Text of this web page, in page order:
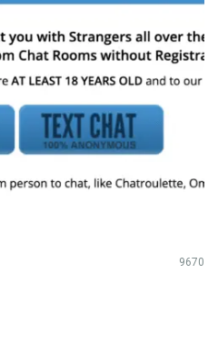
9670